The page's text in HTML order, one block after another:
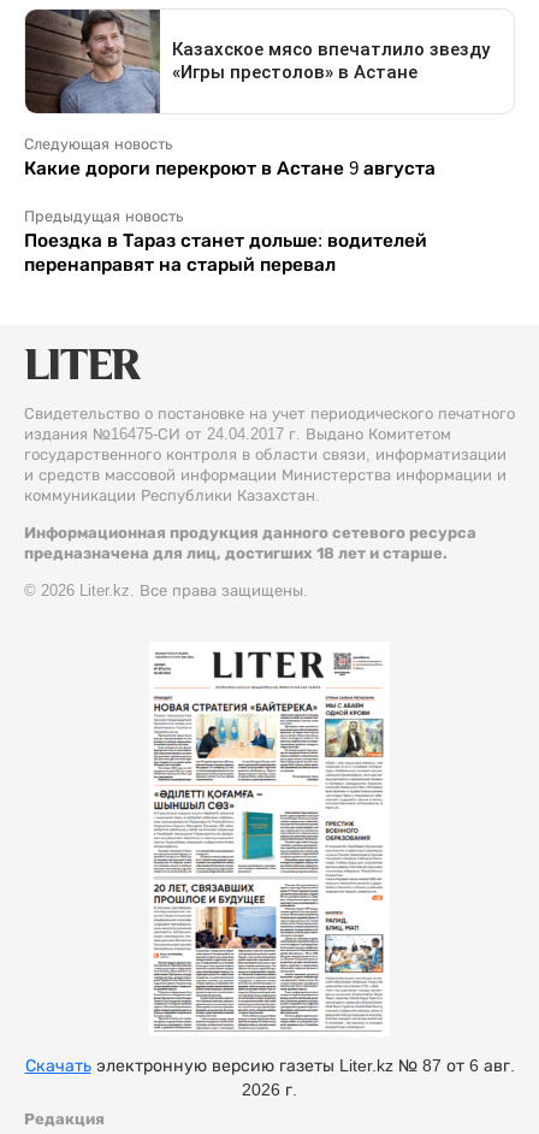
Следующая новость
Какие дороги перекроют в Астане 9 августа
Предыдущая новость
Поездка в Тараз станет дольше: водителей
перенаправят на старый перевал
Свидетельство о постановке на учет периодического печатного
издания №16475-СИ от 24.04.2017 г. Выдано Комитетом
государственного контроля в области связи, информатизации
и средств массовой информации Министерства информации и
коммуникации Республики Казахстан.
Информационная продукция данного сетевого ресурса
предназначена для лиц, достигших 18 лет и старше.
© 2026 Liter.kz. Все права защищены.
Редакция
Скачатьэлектронную версию газеты Liter.kz № 87 от 6 авг.
2026 г.